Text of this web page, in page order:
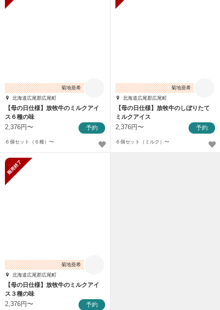
菊地亜希
北海道広尾郡広尾町
【母の日仕様】放牧牛のミルクアイ
ス６種の味
2,376円〜 予約
６個セット（６種）〜
菊地亜希
北海道広尾郡広尾町
【母の日仕様】放牧牛のしぼりたて
ミルクアイス
2,376円〜 予約
６個セット（ミルク）〜
菊地亜希
北海道広尾郡広尾町
【母の日仕様】放牧牛のミルクアイ
ス３種の味
2,376円〜 予約